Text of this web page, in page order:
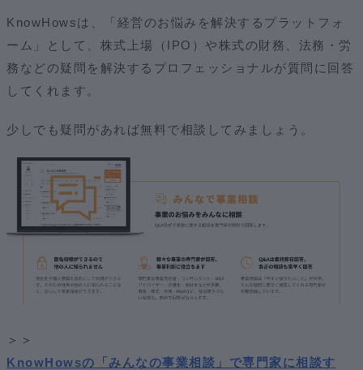
KnowHowsは、「経営のお悩みを解決するプラットフォ
ーム」として、株式上場（IPO）や株式の財務、法務・労
務などの疑問を解決するプロフェッショナルが質問に回答
してくれます。
少しでも疑問があれば無料で相談してみましょう。
＞＞
KnowHowsの「みんなの事業相談」で専門家に相談す